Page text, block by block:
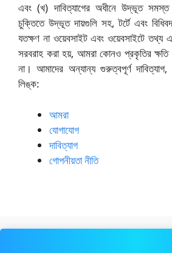
এবং (খ) দাবিত্যাগের অধীনে উদ্ভূত সমস্ত
চুক্তিতে উদ্ভূত দায়গুলি সহ, টর্টে এবং
যতক্ষণ না ওয়েবসাইট এবং ওয়েবসাইটে তথ্য
সরবরাহ করা হয়, আমরা কোনও প্রকৃতির ক্ষতি
না। আমাদের অন্যান্য গুরুত্বপূর্ণ দাবিত্যাগ,
লিঙ্ক:
আমরা
যোগাযোগ
দাবিত্যাগ
গোপনীয়তা নীতি